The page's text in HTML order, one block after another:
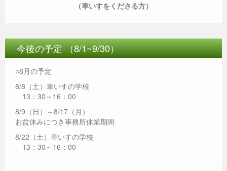
（車いすをくださる方）
今後の予定 （8/1~9/30）
○8月の予定
8/8（土）車いすの学校
13：30～16：00
8/9（日）～8/17（月）
お盆休みにつき事務所休業期間
8/22（土）車いすの学校
13：30～16：00